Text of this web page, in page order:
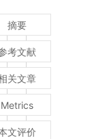
摘要
考文献
关文章
Metrics
文评价